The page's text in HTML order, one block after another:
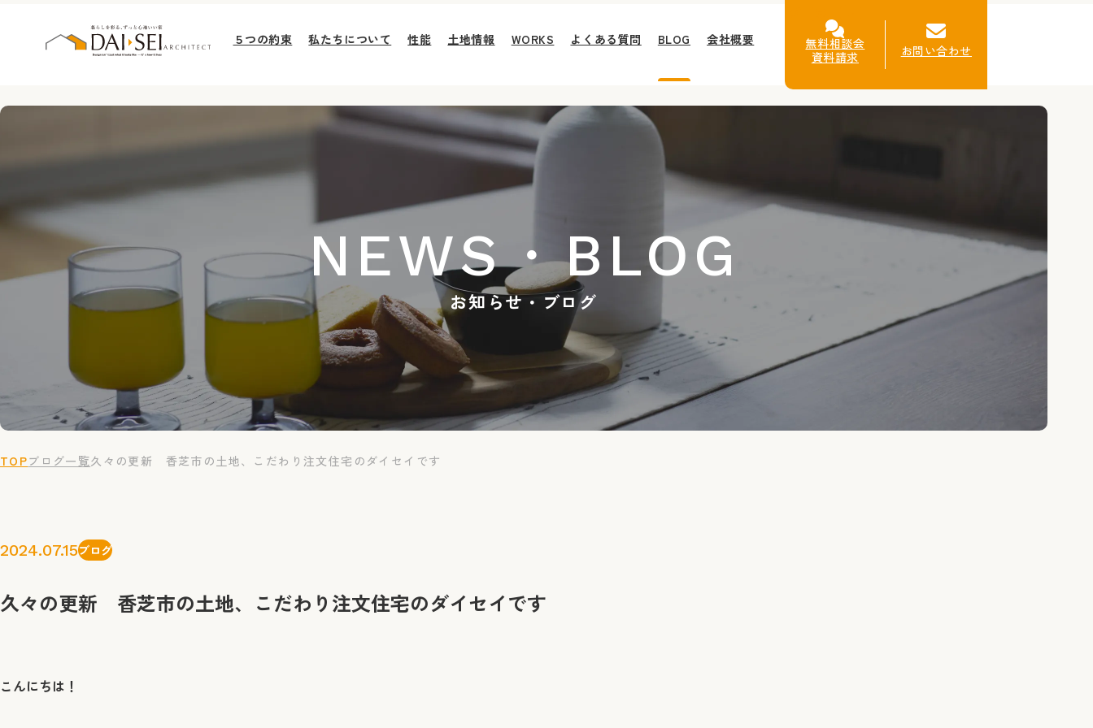
５つの約束 私たちについて 性能 土地情報 WORKS よくある質問 BLOG 会社概要
無料相談会
資料請求
お問い合わせ
NEWS・BLOG
お知らせ・ブログ
TOPブログ一覧久々の更新 香芝市の土地、こだわり注文住宅のダイセイです
2024.07.15ブログ
久々の更新 香芝市の土地、こだわり注文住宅のダイセイです
こんにちは！